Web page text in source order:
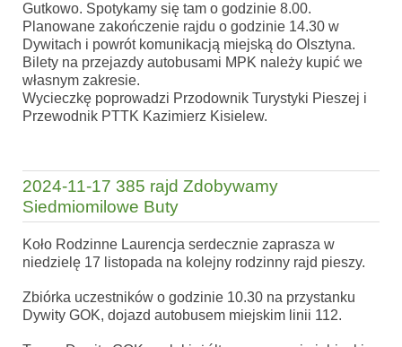
Gutkowo. Spotykamy się tam o godzinie 8.00.
Planowane zakończenie rajdu o godzinie 14.30 w
Dywitach i powrót komunikacją miejską do Olsztyna.
Bilety na przejazdy autobusami MPK należy kupić we
własnym zakresie.
Wycieczkę poprowadzi Przodownik Turystyki Pieszej i
Przewodnik PTTK Kazimierz Kisielew.
2024-11-17 385 rajd Zdobywamy
Siedmiomilowe Buty
Koło Rodzinne Laurencja serdecznie zaprasza w
niedzielę 17 listopada na kolejny rodzinny rajd pieszy.
Zbiórka uczestników o godzinie 10.30 na przystanku
Dywity GOK, dojazd autobusem miejskim linii 112.